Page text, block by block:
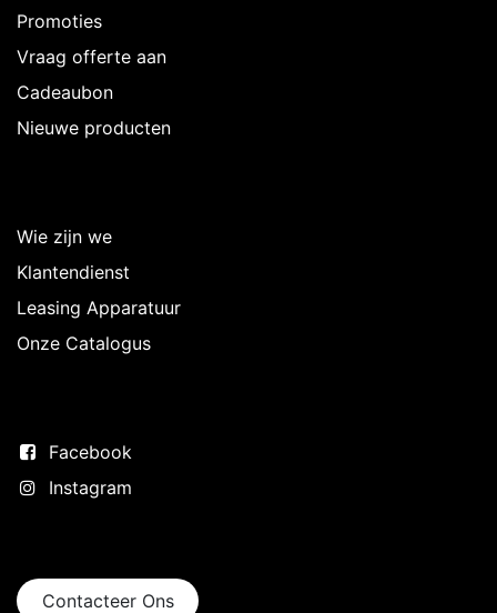
Promoties
Vraag offerte aan
Cadeaubon
Nieuwe producten
Wie zijn we
Klantendienst
Leasing Apparatuur
Onze Catalogus
Facebook
Instagram
Contacteer Ons